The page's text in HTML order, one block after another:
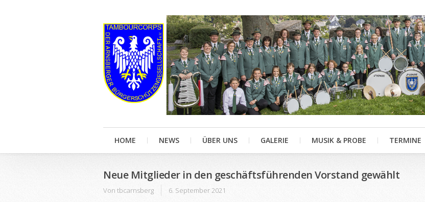
HOME NEWS ÜBER UNS GALERIE MUSIK & PROBE TERMINE
Neue Mitglieder in den geschäftsführenden Vorstand gewählt
Von tbcarnsberg 6. September 2021